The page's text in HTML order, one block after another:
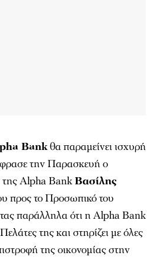
Bankθα παραμείνει ισχυρή
την Παρασκευή ο
Alpha BankΒασίλης
προς το Προσωπικό του
παράλληλα ότι η Alpha Bank
της και στηρίζει με όλες
της οικονομίας στην